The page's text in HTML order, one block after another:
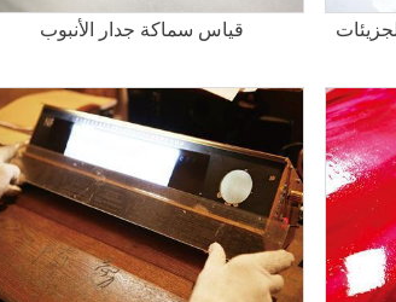
قياس سماكة جدار الأنبوب